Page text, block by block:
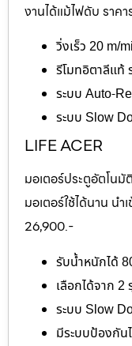
งานได้แม้ไฟดับ รา
วิ่งเร็ว 20 m/
รีโมทอิตาลีแท้
ระบบ Auto-
ระบบ Slow
LIFE ACER
มอเตอร์ประตูอัตโน
มอเตอร์ใช้ได้นาน น
26,900.-
รับน้ำหนักได้
เลือกได้จาก 2
ระบบ Slow
มีระบบป้องกัน